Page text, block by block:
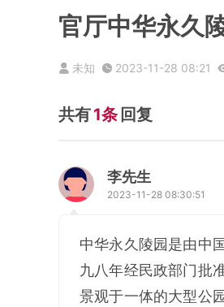
官厅中华永久
未知 2023-11-28 08:21
共有1条 回复
李先生
2023-11-28 08:30:51
中华永久陵园是由中
九八年经民政部门批
景观于一体的大型公